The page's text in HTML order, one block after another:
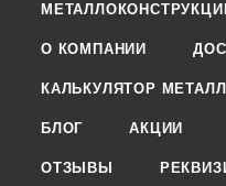
О КОМПАНИИ
КАЛЬКУЛЯТОР
БЛОГ АКЦИИ
ОТЗЫВЫ